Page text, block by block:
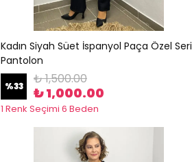
Kadın Siyah Süet İspanyol Paça Özel Seri
Pantolon
%33 ₺ 1,500.00
₺ 1,000.00
1 Renk Seçimi 6 Beden